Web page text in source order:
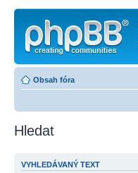
Obsah fóra
Hledat
VYHLEDÁVANÝ TEXT